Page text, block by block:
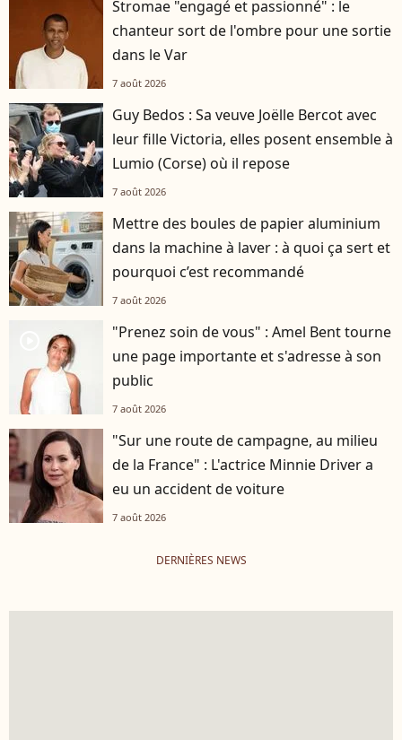
Stromae "engagé et passionné" : le
chanteur sort de l'ombre pour une sortie
dans le Var
7 août 2026
Guy Bedos : Sa veuve Joëlle Bercot avec
leur fille Victoria, elles posent ensemble à
Lumio (Corse) où il repose
7 août 2026
Mettre des boules de papier aluminium
dans la machine à laver : à quoi ça sert et
pourquoi c’est recommandé
7 août 2026
"Prenez soin de vous" : Amel Bent tourne
une page importante et s'adresse à son
public
7 août 2026
"Sur une route de campagne, au milieu
de la France" : L'actrice Minnie Driver a
eu un accident de voiture
7 août 2026
DERNIÈRES NEWS